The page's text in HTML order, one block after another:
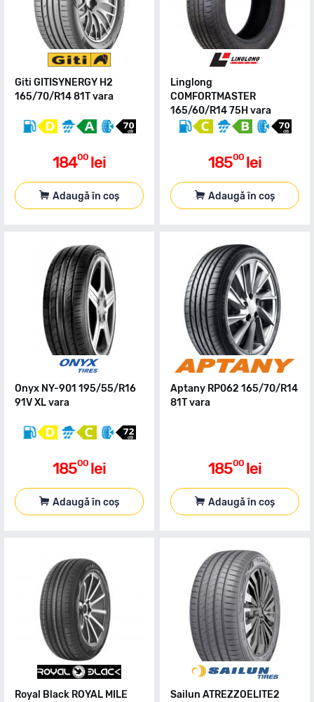
Giti GITISYNERGY H2
165/70/R14 81T vara
18400 lei
Adaugă în coș
Linglong
COMFORTMASTER
165/60/R14 75H vara
18500 lei
Adaugă în coș
Onyx NY-901 195/55/R16
91V XL vara
18500 lei
Adaugă în coș
Aptany RP062 165/70/R14
81T vara
18500 lei
Adaugă în coș
Royal Black ROYAL MILE
Sailun ATREZZOELITE2